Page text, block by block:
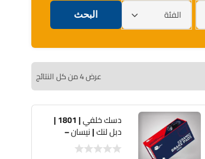
الفئة
عرض ⁦4⁩ من كل النتائج
دسك خلفي | 1801 |
دبل لنك | نيسان –
إنفينيتي